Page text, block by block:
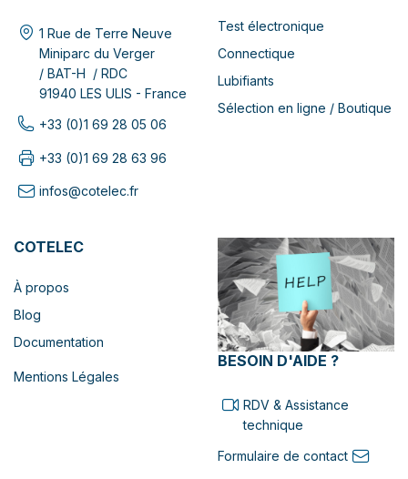
1 Rue de Terre Neuve
Miniparc du Verger
/ BAT-H / RDC
91940 LES ULIS - France
+33 (0)1 69 28 05 06
+33 (0)1 69 28 63 96
infos@cotelec.fr
Test électronique
Connectique
Lubifiants
Sélection en ligne / Boutique
COTELEC
À propos
Blog
Documentation
Mentions Légales
BESOIN D'AIDE ?
RDV & Assistance
technique
Formulaire de contact